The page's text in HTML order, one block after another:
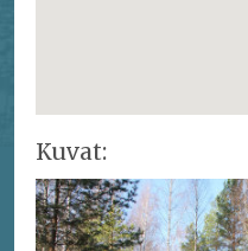
Kuvat: